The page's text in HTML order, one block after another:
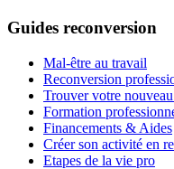
Guides reconversion
Mal-être au travail
Reconversion
Trouver votre
Formation
Financements & Aides
Créer son activité en
Etapes de la vie pro